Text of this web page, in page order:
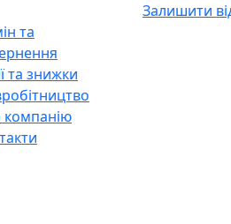
Залишити
та
та знижки